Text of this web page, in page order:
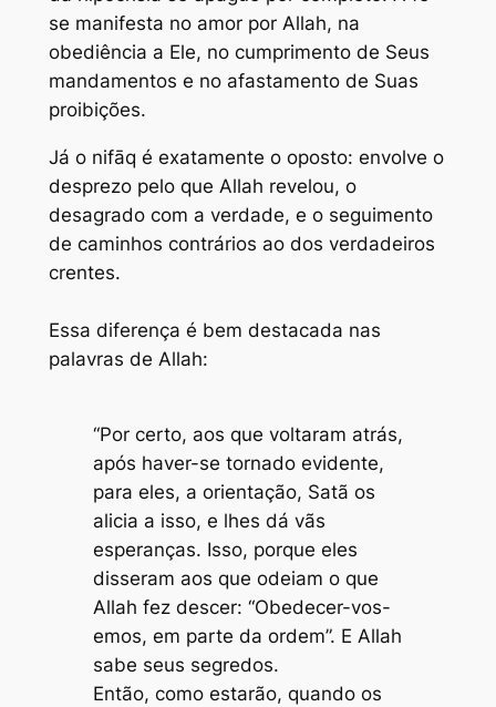
se manifesta no amor por Allah, na
obediência a Ele, no cumprimento de Seus
mandamentos e no afastamento de Suas
proibições.
Já o nifāq é exatamente o oposto: envolve o
desprezo pelo que Allah revelou, o
desagrado com a verdade, e o seguimento
de caminhos contrários ao dos verdadeiros
crentes.
Essa diferença é bem destacada nas
palavras de Allah:
“Por certo, aos que voltaram atrás,
após haver-se tornado evidente,
para eles, a orientação, Satã os
alicia a isso, e lhes dá vãs
esperanças. Isso, porque eles
disseram aos que odeiam o que
Allah fez descer: “Obedecer-vos-
emos, em parte da ordem”. E Allah
sabe seus segredos.
Então, como estarão, quando os